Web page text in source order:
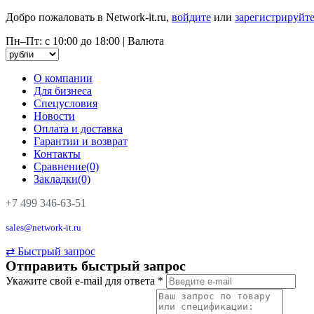
Добро пожаловать в Network-it.ru, войдите или
Пн–Пт: с 10:00 до 18:00 | Валюта
О компании
Для бизнеса
Спецусловия
Новости
Оплата и доставка
Гарантии и возврат
Контакты
Сравнение(0)
Закладки(0)
+7 499 346-63-51
sales@network-it.ru
⇄ Быстрый запрос
Отправить быстрый запрос
Укажите свой e-mail для ответа *